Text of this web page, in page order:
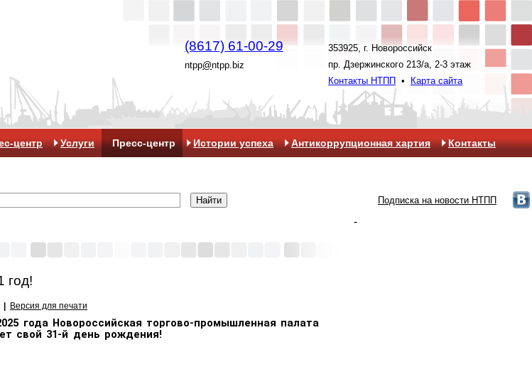
(8617) 61-00-29
ntpp@ntpp.biz
353925, г. Новороссийск
пр. Дзержинского 213/а, 2-3 этаж
Контакты НТПП
• Карта сайта
центр Услуги Пресс-центр Истории успеха Антикоррупционная хартия Контакты
Подписка на новости НТПП
год!
| Версия для печати
года Новороссийская торгово-промышленная палата
свой 31-й день рождения!
-